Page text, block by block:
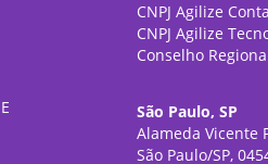
CNPJ Agilize
CNPJ Agilize
Conselho
São Paulo, SP
Alameda Vicente
São Paulo/SP,